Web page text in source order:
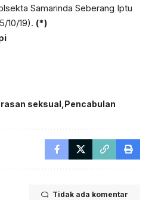
Samarinda Seberang Iptu
10/19). (*)
seksual Pencabulan
Tidak ada komentar